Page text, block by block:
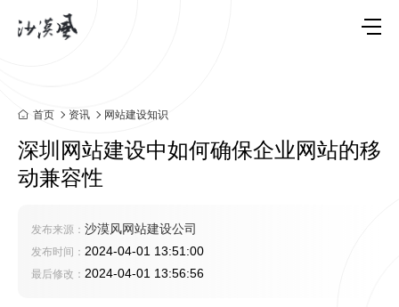
首页 资讯 网站建设知识
深圳网站建设中如何确保企业网站的移
动兼容性
发布来源： 沙漠风网站建设公司
发布时间： 2024-04-01 13:51:00
最后修改： 2024-04-01 13:56:56